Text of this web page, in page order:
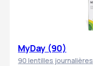
MyDay (90)
90 lentilles journalières